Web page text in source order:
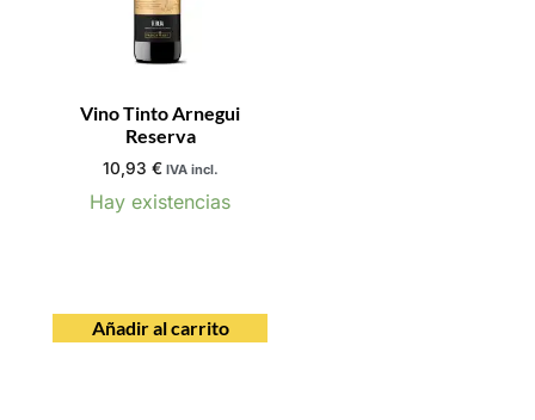
Vino Tinto Arnegui
Reserva
10,93 € IVA incl.
Hay existencias
Añadir al carrito